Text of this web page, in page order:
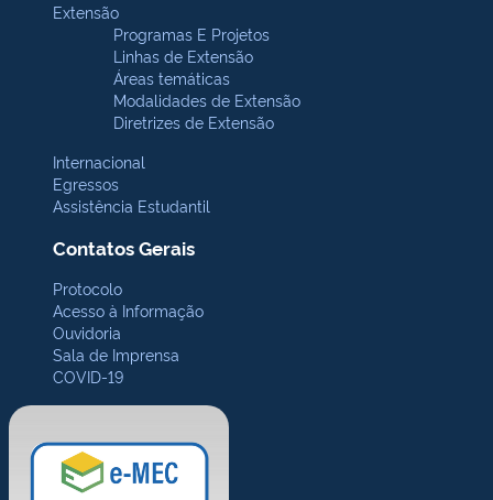
Extensão
Programas E Projetos
Linhas de Extensão
Áreas temáticas
Modalidades de Extensão
Diretrizes de Extensão
Internacional
Egressos
Assistência Estudantil
Contatos Gerais
Protocolo
Acesso à Informação
Ouvidoria
Sala de Imprensa
COVID-19